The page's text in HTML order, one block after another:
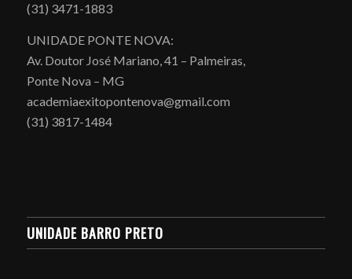
(31) 3471-1883
UNIDADE PONTE NOVA:
Av. Doutor José Mariano, 41 – Palmeiras,
Ponte Nova – MG
academiaexitopontenova@gmail.com
(31) 3817-1484
UNIDADE BARRO PRETO